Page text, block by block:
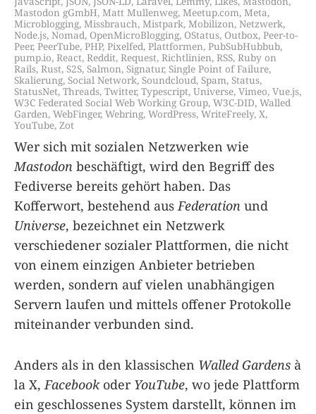
Mastodon gGmbH, Matt Mullenweg, Meetup.com, Meta,
Microblogging, Missbrauch, Mistpark, Mobilizon, Netzwerk,
Node.js, Nomad, OpenMicroBlogging, OStatus, Outbox, Peer-to-
Peer, PeerTube, PHP, Pixelfed, Plattformen, PubSubHubbub,
pump.io, React, Reddit, Request, Richtlinien, RSS, Ruby on
Rails, Rust, S2S, Salmon, Signatur, Single Point of Failure,
Skalierung, Social Network, Soundcloud, Spam, Status,
StatusNet,Threads, Twitter, Typescript, Universe, Vimeo, Vue.js,
W3C Federated Social Web Working Group, W3C-DID, Walled
Garden, WebFinger, Webring, WordPress, WriteFreely, X,
YouTube, Zot
Wer sich mit sozialen Netzwerken wie
Mastodon beschäftigt, wird den Begriff des
Fediverse bereits gehört haben. Das
Kofferwort, bestehend aus Federation und
Universe, bezeichnet ein Netzwerk
verschiedener sozialer Plattformen, die nicht
von einem einzigen Anbieter betrieben
werden, sondern auf vielen unabhängigen
Servern laufen und mittels offener Protokolle
miteinander verbunden sind.
Anders als in den klassischen Walled Gardens à
la X, Facebookoder YouTube, wo jede Plattform
ein geschlossenes System darstellt, können im